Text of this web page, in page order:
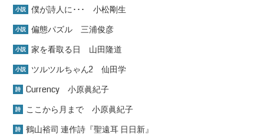
小説 僕が詩人に･･･ 小松剛生
小説 偏態パズル 三浦俊彦
小説 家を看取る日 山田隆道
小説 ツルツルちゃん2 仙田学
詩 Currency 小原眞紀子
詩 ここから月まで 小原眞紀子
詩 鶴山裕司 連作詩『聖遠耳 日日新』